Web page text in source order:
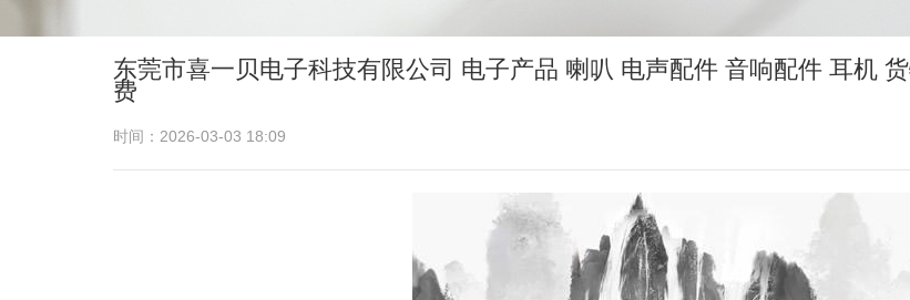
东莞市喜一贝电子科技有限公司 电子产品 喇叭 电声配件 音响配件 耳机
费
时间：2026-03-03 18:09